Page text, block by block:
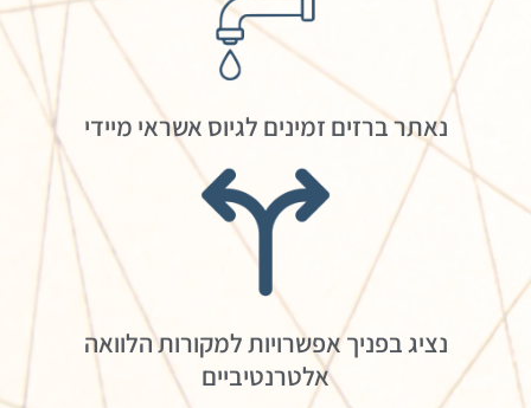
נאתר ברזים זמינים לגיוס אשראי מיידי
נציג בפניך אפשרויות למקורות הלוואה
אלטרנטיביים